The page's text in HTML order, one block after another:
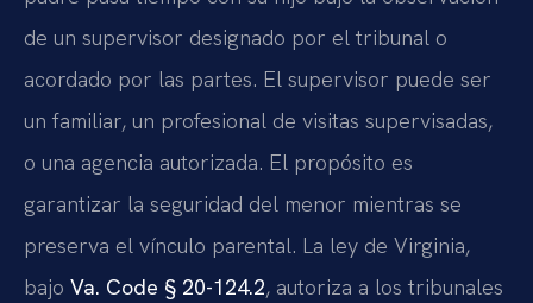
de un supervisor designado por el tribunal o
acordado por las partes. El supervisor puede ser
un familiar, un profesional de visitas supervisadas,
o una agencia autorizada. El propósito es
garantizar la seguridad del menor mientras se
preserva el vínculo parental. La ley de Virginia,
bajo Va. Code § 20-124.2, autoriza a los tribunales